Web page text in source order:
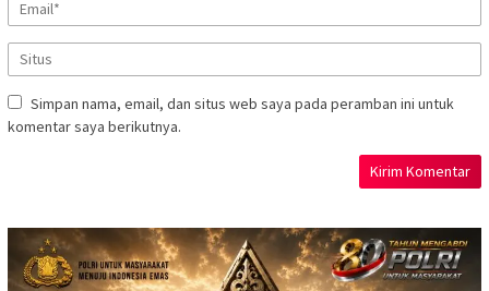
Simpan nama, email, dan situs web saya pada peramban ini untuk
komentar saya berikutnya.